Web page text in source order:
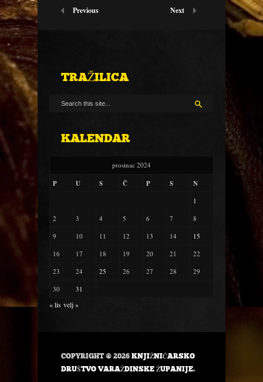
Previous Next
TRAŽILICA
KALENDAR
prosinac 2024
P U S Č P S N
1
2
3 4 5 6 7
8
9
10 11 12 13 14
15
16
17 18 19 20 21
22
23
24 25 26 27 28
29
30
31
« lis velj »
COPYRIGHT © 2026 KNJIŽNIČARSKO
DRUŠTVO VARAŽDINSKE ŽUPANIJE.